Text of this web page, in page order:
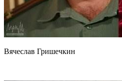
Вячеслав Гришечкин